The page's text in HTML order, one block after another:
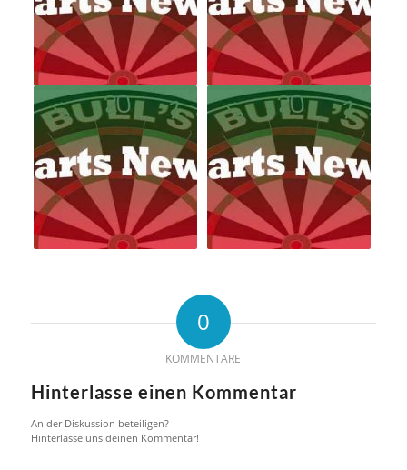
0
KOMMENTARE
Hinterlasse einen Kommentar
An der Diskussion beteiligen?
Hinterlasse uns deinen Kommentar!